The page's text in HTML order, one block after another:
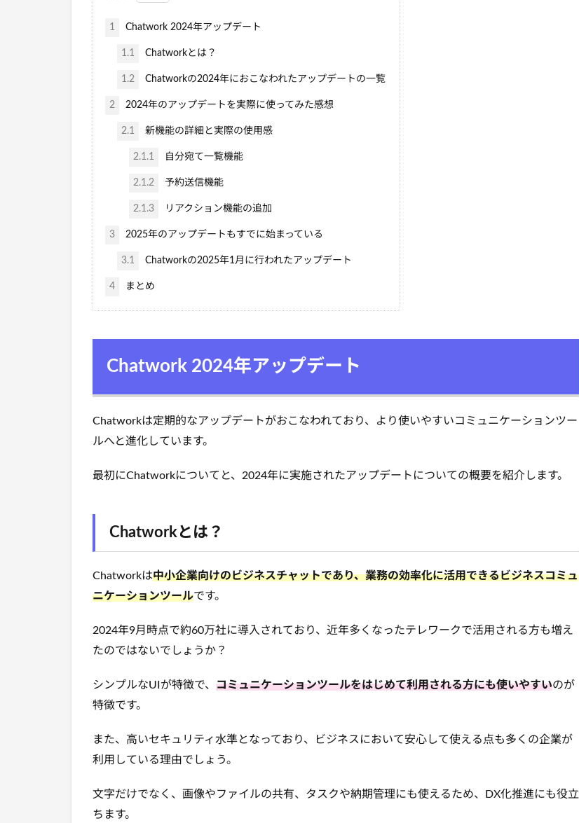
1 Chatwork 2024年アップデート
1.1 Chatworkとは？
1.2 Chatworkの2024年におこなわれたアップデートの一覧
2 2024年のアップデートを実際に使ってみた感想
2.1 新機能の詳細と実際の使用感
2.1.1 自分宛て一覧機能
2.1.2 予約送信機能
2.1.3 リアクション機能の追加
3 2025年のアップデートもすでに始まっている
3.1 Chatworkの2025年1月に行われたアップデート
4 まとめ
Chatwork 2024年アップデート
Chatworkは定期的なアップデートがおこなわれており、より使いやすいコミュニケーションツー
ルへと進化しています。
最初にChatworkについてと、2024年に実施されたアップデートについての概要を紹介します。
Chatworkとは？
Chatworkは中小企業向けのビジネスチャットであり、業務の効率化に活用できるビジネスコミュ
ニケーションツールです。
2024年9月時点で約60万社に導入されており、近年多くなったテレワークで活用される方も増え
たのではないでしょうか？
シンプルなUIが特徴で、 コミュニケーションツールをはじめて利用される方にも使いやすいのが
特徴です。
また、高いセキュリティ水準となっており、ビジネスにおいて安心して使える点も多くの企業が
利用している理由でしょう。
文字だけでなく、画像やファイルの共有、タスクや納期管理にも使えるため、DX化推進にも役立
ちます。